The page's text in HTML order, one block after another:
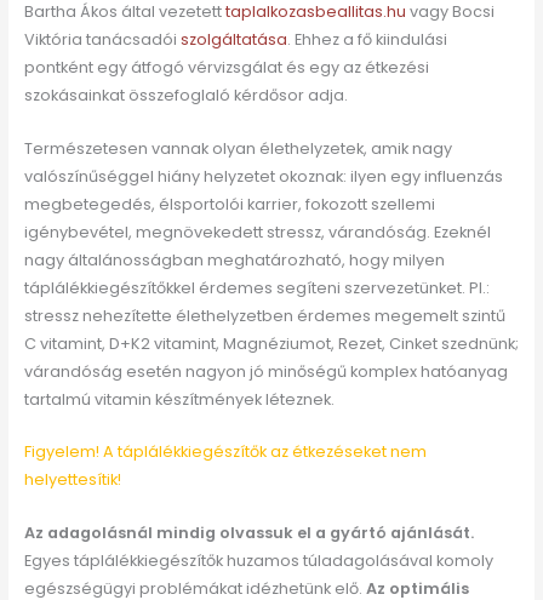
Bartha Ákos által vezetetttaplalkozasbeallitas.hu vagy Bocsi
Viktória tanácsadói szolgáltatása. Ehhez a fő kiindulási
pontként egy átfogó vérvizsgálat és egy az étkezési
szokásainkat összefoglaló kérdősor adja.
Természetesen vannak olyan élethelyzetek, amik nagy
valószínűséggel hiány helyzetet okoznak: ilyen egy influenzás
megbetegedés, élsportolói karrier, fokozott szellemi
igénybevétel, megnövekedett stressz, várandóság. Ezeknél
nagy általánosságban meghatározható, hogy milyen
táplálékkiegészítőkkel érdemes segíteni szervezetünket. Pl.:
stressz nehezítette élethelyzetben érdemes megemelt szintű
C vitamint, D+K2 vitamint, Magnéziumot, Rezet, Cinket szednünk;
várandóság esetén nagyon jó minőségű komplex hatóanyag
tartalmú vitamin készítmények léteznek.
Figyelem! A táplálékkiegészítők az étkezéseket nem
helyettesítik!
Az adagolásnál mindig olvassuk el a gyártó ajánlását.
Egyes táplálékkiegészítők huzamos túladagolásával komoly
egészségügyi problémákat idézhetünk elő. Az optimális